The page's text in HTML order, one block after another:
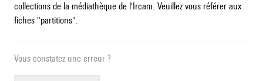
collections de la médiathèque de l'Ircam. Veuillez vous référer aux
fiches "partitions".
Vous constatez une erreur ?